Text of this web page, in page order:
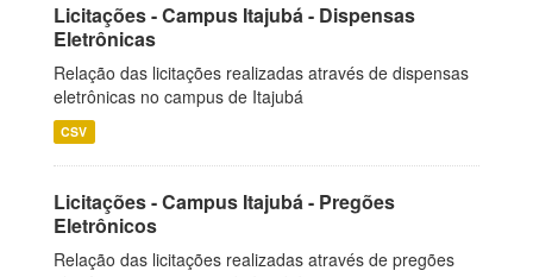
Licitações - Campus Itajubá - Dispensas
Eletrônicas
Relação das licitações realizadas através de dispensas
eletrônicas no campus de Itajubá
CSV
Licitações - Campus Itajubá - Pregões
Eletrônicos
Relação das licitações realizadas através de pregões